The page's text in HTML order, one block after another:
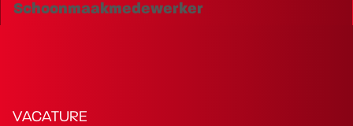
Schoonmaakmedewerker
VACATURE